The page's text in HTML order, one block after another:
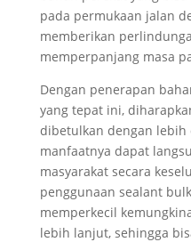
pada permukaan jalan
memberikan
memperpanjang masa
Dengan penerapan
yang tepat ini,
dibetulkan dengan lebih
manfaatnya dapat
masyarakat secara
penggunaan sealant
memperkecil
lebih lanjut, sehingga